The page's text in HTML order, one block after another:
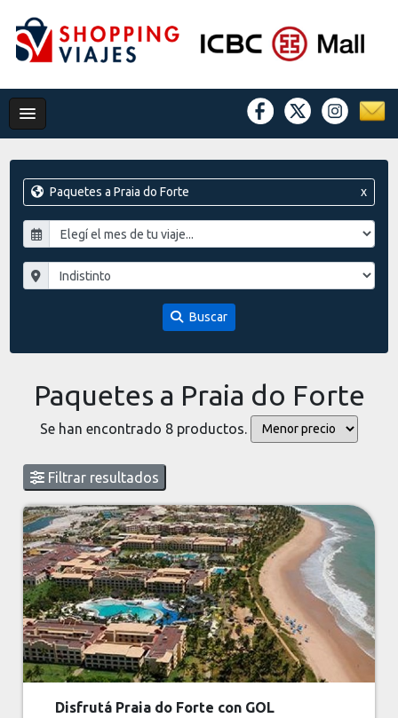
Paquetes a Praia do Forte x
Buscar
Paquetes a Praia do Forte
Se han encontrado 8 productos.
Filtrar resultados
Disfrutá Praia do Forte con GOL